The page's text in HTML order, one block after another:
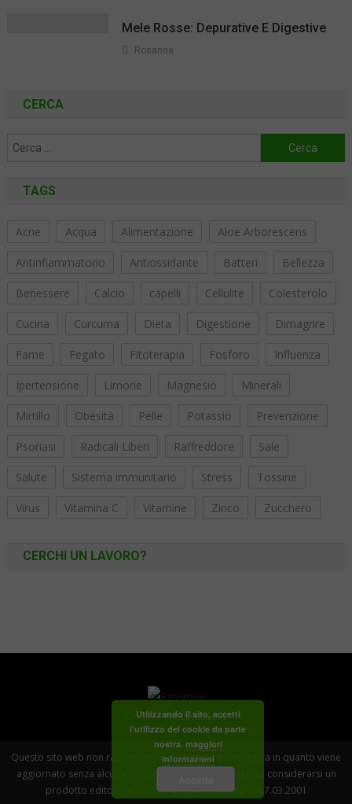
Mele Rosse: Depurative E Digestive
Rosanna
CERCA
Ricerca
per:
TAGS
Acne Acqua Alimentazione Aloe Arborescens
Antinfiammatorio Antiossidante Batteri Bellezza
Benessere Calcio capelli Cellulite Colesterolo
Cucina Curcuma Dieta Digestione Dimagrire
Fame Fegato Fitoterapia Fosforo Influenza
Ipertensione Limone Magnesio Minerali
Mirtillo Obesità Pelle Potassio Prevenzione
Psoriasi Radicali Liberi Raffreddore Sale
Salute Sistema immunitario Stress Tossine
Virus Vitamina C Vitamine Zinco Zucchero
CERCHI UN LAVORO?
CreditsRinoRusso.it
Questo sito web non rappresenta una testata giornalistica in quanto viene
aggiornato senza alcuna periodicità . Non può pertanto considerarsi un
prodotto editoriale ai sensi della legge n° 62 del 7.03.2001
Utilizzando il sito, accetti
l'utilizzo dei cookie da parte
nostra. maggiori
informazioni